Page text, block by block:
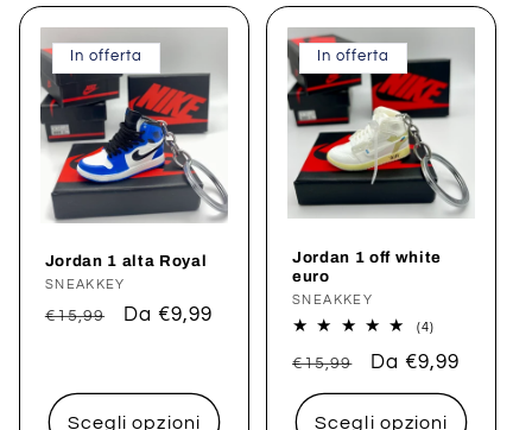
In offerta
Jordan 1 alta Royal
Produttore:
SNEAKKEY
Prezzo
€15,99
Prezzo
Da €9,99
Scegli opzioni
In offerta
Jordan 1 off white
euro
Produttore:
SNEAKKEY
(4)4
totali
Prezzo
di
listino
€15,99
Prezzo
scontato
Da €9,99
Scegli opzioni